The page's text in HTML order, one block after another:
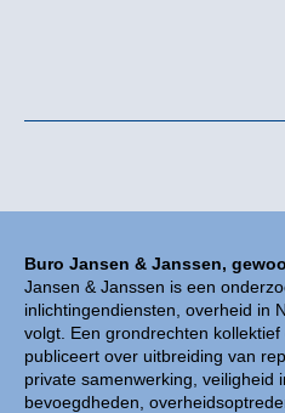
Buro Jansen & Janssen,
Jansen & Janssen is een
inlichtingendiensten, overheid in
volgt. Een grondrechten kollektief
publiceert over uitbreiding van
private samenwerking, veiligheid
bevoegdheden,